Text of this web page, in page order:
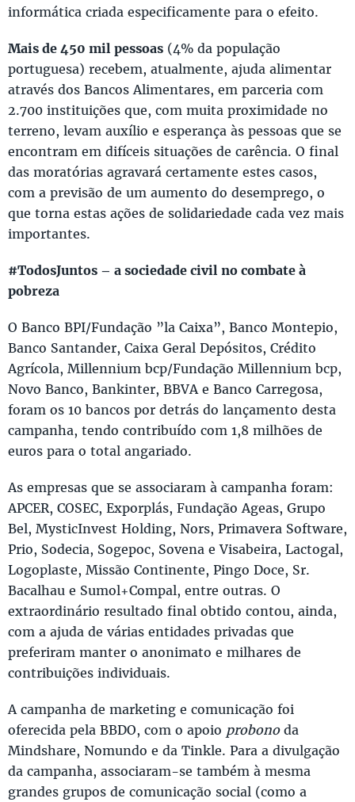
informática criada especificamente para o efeito.
Mais de 450 mil pessoas (4% da população
portuguesa) recebem, atualmente, ajuda alimentar
através dos Bancos Alimentares, em parceria com
2.700 instituições que, com muita proximidade no
terreno, levam auxílio e esperança às pessoas que se
encontram em difíceis situações de carência. O final
das moratórias agravará certamente estes casos,
com a previsão de um aumento do desemprego, o
que torna estas ações de solidariedade cada vez mais
importantes.
#TodosJuntos – a sociedade civil no combate à
pobreza
O Banco BPI/Fundação ”la Caixa”, Banco Montepio,
Banco Santander, Caixa Geral Depósitos, Crédito
Agrícola, Millennium bcp/Fundação Millennium bcp,
Novo Banco, Bankinter, BBVA e Banco Carregosa,
foram os 10 bancos por detrás do lançamento desta
campanha, tendo contribuído com 1,8 milhões de
euros para o total angariado.
As empresas que se associaram à campanha foram:
APCER, COSEC, Exporplás, Fundação Ageas, Grupo
Bel, MysticInvest Holding, Nors, Primavera Software,
Prio, Sodecia, Sogepoc, Sovena e Visabeira, Lactogal,
Logoplaste, Missão Continente, Pingo Doce, Sr.
Bacalhau e Sumol+Compal, entre outras. O
extraordinário resultado final obtido contou, ainda,
com a ajuda de várias entidades privadas que
preferiram manter o anonimato e milhares de
contribuições individuais.
A campanha de marketing e comunicação foi
oferecida pela BBDO, com o apoio probonoda
Mindshare, Nomundo e da Tinkle. Para a divulgação
da campanha, associaram-se também à mesma
grandes grupos de comunicação social (como a